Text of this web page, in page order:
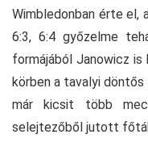
Wimbledonban érte el,
6:3, 6:4 győzelme
formájából Janowicz
körben a tavalyi döntős
már kicsit több
selejtezőből jutott